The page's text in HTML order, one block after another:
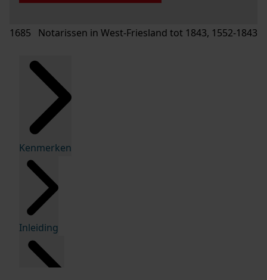
1685 Notarissen in West-Friesland tot 1843, 1552-1843
Kenmerken
Inleiding